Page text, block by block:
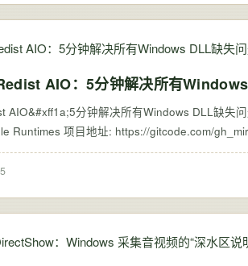
AIO：5分钟解决所有
AIO&#xff1a;5分钟解决所有Windows DLL缺失